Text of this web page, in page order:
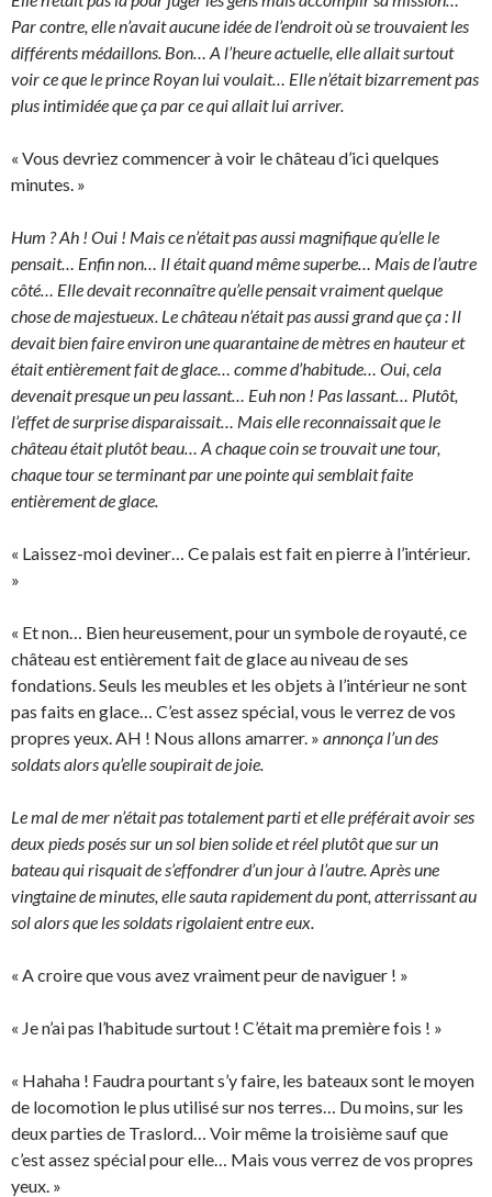
Par contre, elle n’avait aucune idée de l’endroit où se trouvaient les
différents médaillons. Bon… A l’heure actuelle, elle allait surtout
voir ce que le prince Royan lui voulait… Elle n’était bizarrement pas
plus intimidée que ça par ce qui allait lui arriver.
« Vous devriez commencer à voir le château d’ici quelques
minutes. »
Hum ? Ah ! Oui ! Mais ce n’était pas aussi magnifique qu’elle le
pensait… Enfin non… Il était quand même superbe… Mais de l’autre
côté… Elle devait reconnaître qu’elle pensait vraiment quelque
chose de majestueux. Le château n’était pas aussi grand que ça : Il
devait bien faire environ une quarantaine de mètres en hauteur et
était entièrement fait de glace… comme d’habitude… Oui, cela
devenait presque un peu lassant… Euh non ! Pas lassant… Plutôt,
l’effet de surprise disparaissait… Mais elle reconnaissait que le
château était plutôt beau… A chaque coin se trouvait une tour,
chaque tour se terminant par une pointe qui semblait faite
entièrement de glace.
« Laissez-moi deviner… Ce palais est fait en pierre à l’intérieur.
»
« Et non… Bien heureusement, pour un symbole de royauté, ce
château est entièrement fait de glace au niveau de ses
fondations. Seuls les meubles et les objets à l’intérieur ne sont
pas faits en glace… C’est assez spécial, vous le verrez de vos
propres yeux. AH ! Nous allons amarrer. » annonça l’un des
soldats alors qu’elle soupirait de joie.
Le mal de mer n’était pas totalement parti et elle préférait avoir ses
deux pieds posés sur un sol bien solide et réel plutôt que sur un
bateau qui risquait de s’effondrer d’un jour à l’autre. Après une
vingtaine de minutes, elle sauta rapidement du pont, atterrissant au
sol alors que les soldats rigolaient entre eux.
« A croire que vous avez vraiment peur de naviguer ! »
« Je n’ai pas l’habitude surtout ! C’était ma première fois ! »
« Hahaha ! Faudra pourtant s’y faire, les bateaux sont le moyen
de locomotion le plus utilisé sur nos terres… Du moins, sur les
deux parties de Traslord… Voir même la troisième sauf que
c’est assez spécial pour elle… Mais vous verrez de vos propres
yeux. »